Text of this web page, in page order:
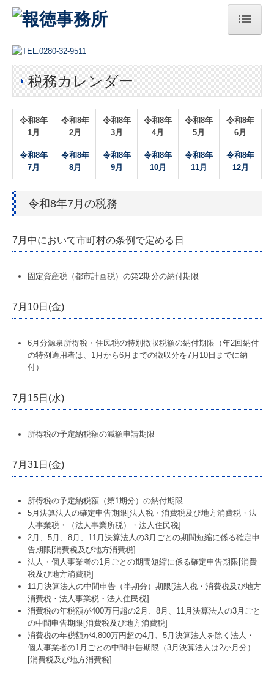
HOME
総本部
法人案内
ご挨拶
経営理念
アクセス
セミナー案内
リンク集
プライバシーポリシー
品質方針
経営計画支援
人材開発・社風診断
中堅大企業支援
社会福祉法人支援
医業経営支援
公益法人支援
相続・贈与支援
一円会
税務カレンダー
令和8年
1月
令和8年
2月
令和8年
3月
令和8年
4月
令和8年
5月
令和8年
6月
令和8年
7月
令和8年
8月
令和8年
9月
令和8年
10月
令和8年
11月
令和8年
12月
令和8年7月の税務
7月中において市町村の条例で定める日
固定資産税（都市計画税）の第2期分の納付期限
7月10日(金)
6月分源泉所得税・住民税の特別徴収税額の納付期限（年2回納付
の特例適用者は、1月から6月までの徴収分を7月10日までに納
付）
7月15日(水)
所得税の予定納税額の減額申請期限
7月31日(金)
所得税の予定納税額（第1期分）の納付期限
5月決算法人の確定申告期限[法人税・消費税及び地方消費税・法
人事業税・（法人事業所税）・法人住民税]
2月、5月、8月、11月決算法人の3月ごとの期間短縮に係る確定申
告期限[消費税及び地方消費税]
法人・個人事業者の1月ごとの期間短縮に係る確定申告期限[消費
税及び地方消費税]
11月決算法人の中間申告（半期分）期限[法人税・消費税及び地方
消費税・法人事業税・法人住民税]
消費税の年税額が400万円超の2月、8月、11月決算法人の3月ごと
の中間申告期限[消費税及び地方消費税]
消費税の年税額が4,800万円超の4月、5月決算法人を除く法人・
個人事業者の1月ごとの中間申告期限（3月決算法人は2か月分）
[消費税及び地方消費税]